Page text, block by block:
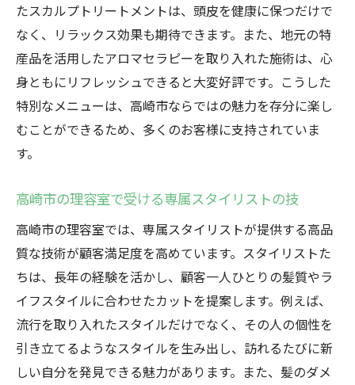
たスカルプトリートメントは、頭皮を健康に保つだけで
なく、リラックス効果も期待できます。また、地元の特
産品を活用したアロマセラピーを取り入れた施術は、心
身ともにリフレッシュできると大変好評です。こうした
特別なメニューは、高崎市ならではの魅力を存分に楽し
むことができるため、多くのお客様に支持されていま
す。
高崎市の理容室で受ける専属スタイリストの技
高崎市の理容室では、専属スタイリストが提供する高品
質な技術が顧客満足度を高めています。スタイリストた
ちは、長年の経験を活かし、顧客一人ひとりの髪質やラ
イフスタイルに合わせたカットを提案します。例えば、
流行を取り入れたスタイルだけでなく、その人の個性を
引き立てるようなスタイルを生み出し、訪れるたびに新
しい自分を発見できる魅力があります。また、髪のダメ